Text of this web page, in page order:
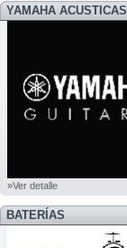
YAMAHA ACUSTICAS
»Ver detalle
BATERÍAS